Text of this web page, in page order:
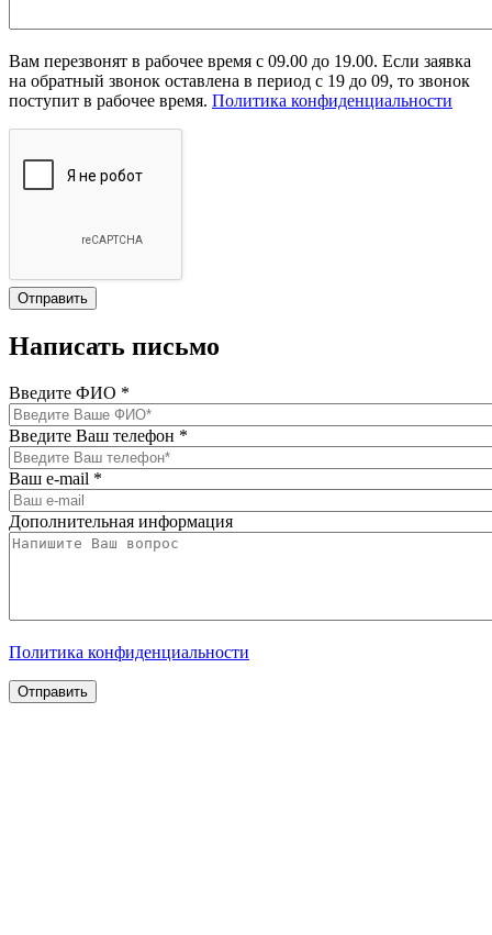
Вам перезвонят в рабочее время с 09.00 до 19.00. Если заявка
на обратный звонок оставлена в период с 19 до 09, то звонок
поступит в рабочее время. Политика конфиденциальности
Написать письмо
Введите ФИО *
Введите Ваш телефон *
Ваш e-mail *
Дополнительная информация
Политика конфиденциальности